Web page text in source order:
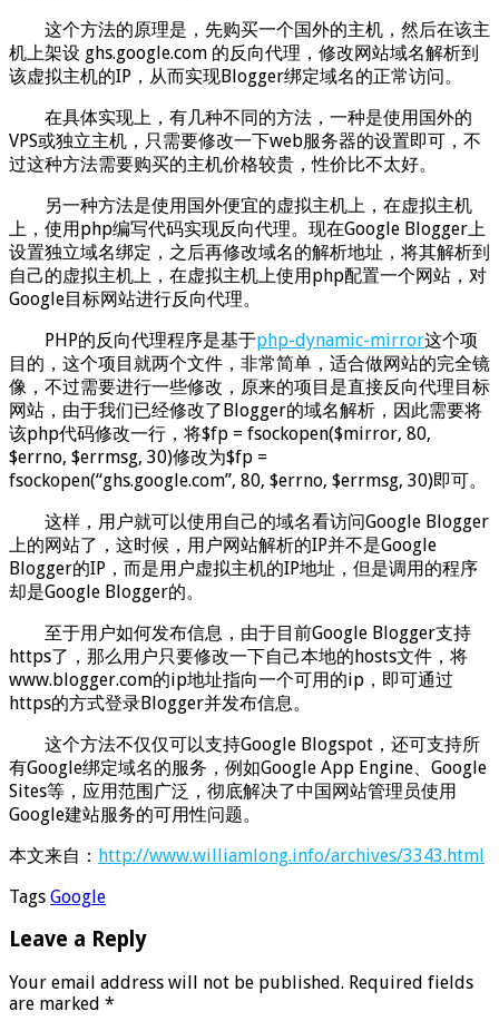
这个方法的原理是，先购买一个国外的主机，然后在该主
机上架设 ghs.google.com 的反向代理，修改网站域名解析到
该虚拟主机的IP，从而实现Blogger绑定域名的正常访问。
在具体实现上，有几种不同的方法，一种是使用国外的
VPS或独立主机，只需要修改一下web服务器的设置即可，不
过这种方法需要购买的主机价格较贵，性价比不太好。
另一种方法是使用国外便宜的虚拟主机上，在虚拟主机
上，使用php编写代码实现反向代理。现在Google Blogger上
设置独立域名绑定，之后再修改域名的解析地址，将其解析到
自己的虚拟主机上，在虚拟主机上使用php配置一个网站，对
Google目标网站进行反向代理。
PHP的反向代理程序是基于php-dynamic-mirror这个项
目的，这个项目就两个文件，非常简单，适合做网站的完全镜
像，不过需要进行一些修改，原来的项目是直接反向代理目标
网站，由于我们已经修改了Blogger的域名解析，因此需要将
该php代码修改一行，将$fp = fsockopen($mirror, 80,
$errno, $errmsg, 30)修改为$fp =
fsockopen(“ghs.google.com”, 80, $errno, $errmsg, 30)即可。
这样，用户就可以使用自己的域名看访问Google Blogger
上的网站了，这时候，用户网站解析的IP并不是Google
Blogger的IP，而是用户虚拟主机的IP地址，但是调用的程序
却是Google Blogger的。
至于用户如何发布信息，由于目前Google Blogger支持
https了，那么用户只要修改一下自己本地的hosts文件，将
www.blogger.com的ip地址指向一个可用的ip，即可通过
https的方式登录Blogger并发布信息。
这个方法不仅仅可以支持Google Blogspot，还可支持所
有Google绑定域名的服务，例如Google App Engine、Google
Sites等，应用范围广泛，彻底解决了中国网站管理员使用
Google建站服务的可用性问题。
本文来自： http://www.williamlong.info/archives/3343.html
Tags Google
Leave a Reply
Your email address will not be published. Required fields
are marked *